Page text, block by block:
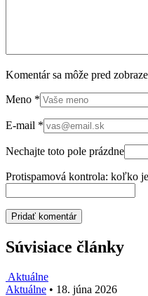
Komentár sa môže pred
Meno *
E-mail *
Nechajte toto pole prázdne
Protispamová kontrola: koľko
Súvisiace články
Aktuálne
Aktuálne • 18. júna 2026